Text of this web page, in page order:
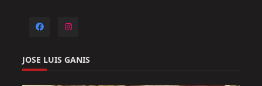
JOSE LUIS GANIS